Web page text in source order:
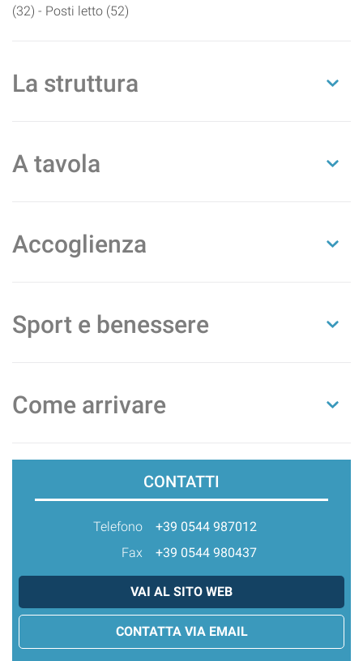
(32) - Posti letto (52)
La struttura
A tavola
Accoglienza
Sport e benessere
Come arrivare
CONTATTI
Telefono
+39 0544 987012
Fax
+39 0544 980437
VAI AL SITO WEB
CONTATTA VIA EMAIL